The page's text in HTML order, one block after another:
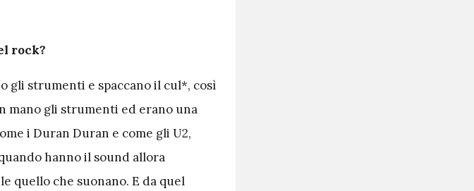
rock?
gli strumenti e spaccano il cul*, così
mano gli strumenti ed erano una
i Duran Duran e come gli U2,
hanno il sound allora
quello che suonano. E da quel